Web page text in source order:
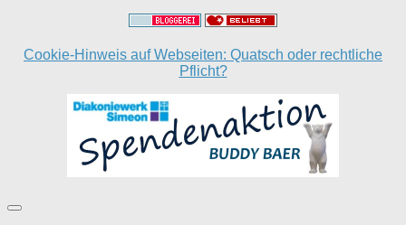
Cookie-Hinweis auf Webseiten: Quatsch oder rechtliche
Pflicht?